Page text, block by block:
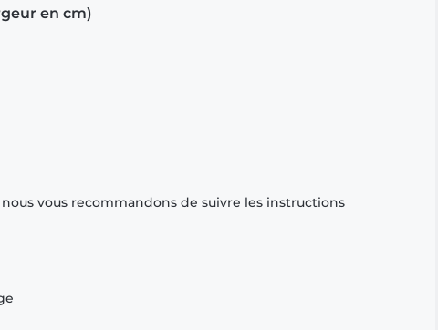
en cm)
vous recommandons de suivre les instructions